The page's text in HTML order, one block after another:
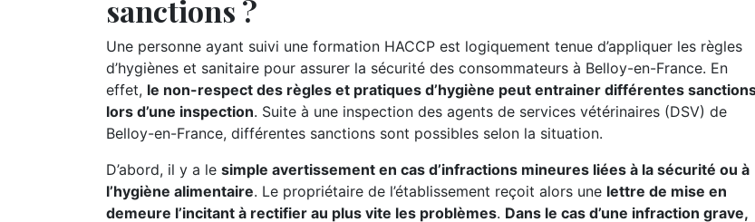
sanctions ?
Une personne ayant suivi une formation HACCP est logiquement tenue d’appliquer les règles
d’hygiènes et sanitaire pour assurer la sécurité des consommateurs à Belloy-en-France. En
effet, le non-respect des règles et pratiques d’hygiène peut entrainer différentes
lors d’une inspection. Suite à une inspection des agents de services vétérinaires (DSV) de
Belloy-en-France, différentes sanctions sont possibles selon la situation.
D’abord, il y a le simple avertissement en cas d’infractions mineures liées à la sécurité ou à
l’hygiène alimentaire. Le propriétaire de l’établissement reçoit alors une lettre de mise en
demeure l’incitant à rectifier au plus vite les problèmes. Dans le cas d’une infraction grave,